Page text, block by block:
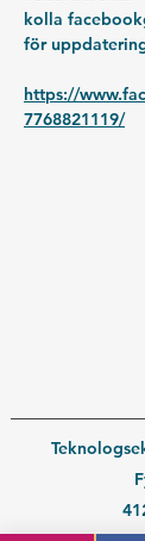
kolla
för
https://
7768821119/